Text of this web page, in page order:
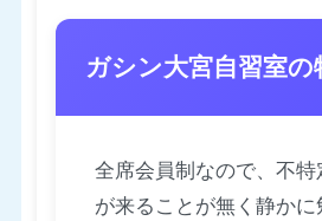
ガシン大宮自習室の
全席会員制なので、不特
が来ることが無く静かに